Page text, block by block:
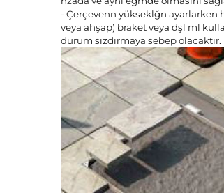
- Çerçevenn yükseklğn ayarlarken
veya ahşap) braket veya dşl ml
durum sızdırmaya sebep olacaktır.